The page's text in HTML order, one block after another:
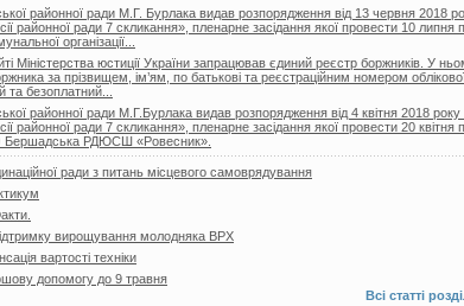
районної ради М.Г. Бурлака видав розпорядження від 13 червня 2018
районної ради 7 скликання», пленарне засідання якої провести 10 липня
організації...
Міністерства юстиції України запрацював єдиний реєстр боржників. У
за прізвищем, ім’ям, по батькові та реєстраційним номером
та безоплатний...
районної ради М.Г.Бурлака видав розпорядження від 4 квітня 2018
районної ради 7 скликання», пленарне засідання якої провести 20 квітня
Бершадська РДЮСШ «Ровесник».
ради з питань місцевого самоврядування
вирощування молодняка ВРХ
вартості техніки
допомогу до 9 травня
Всі статті